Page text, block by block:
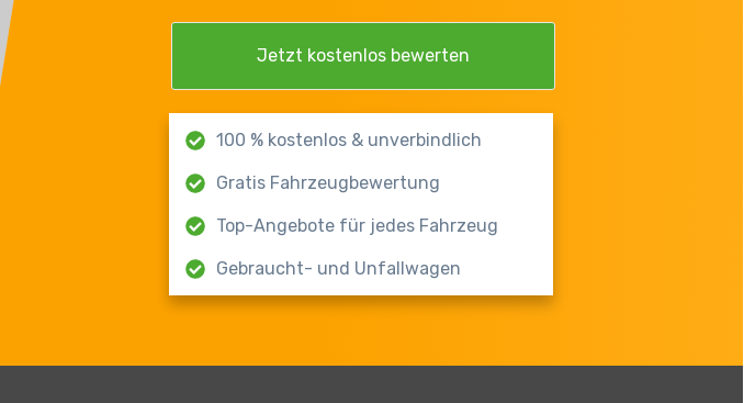
100 % kostenlos & unverbindlich
Gratis Fahrzeugbewertung
Top-Angebote für jedes Fahrzeug
Gebraucht- und Unfallwagen